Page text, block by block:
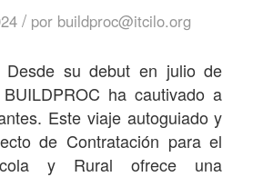
/ por buildproc@itcilo.org
Desde su debut en julio de
ha cautivado a
Este viaje autoguiado y
de Contratación para el
y Rural ofrece una